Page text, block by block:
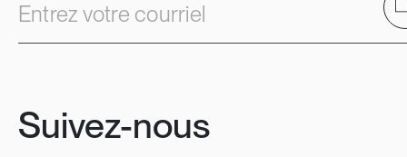
Entrez votre courriel
Suivez-nous